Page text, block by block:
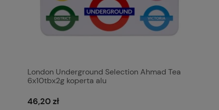
London Underground Selection Ahmad Tea
6x10tbx2g koperta alu
46,20 zł